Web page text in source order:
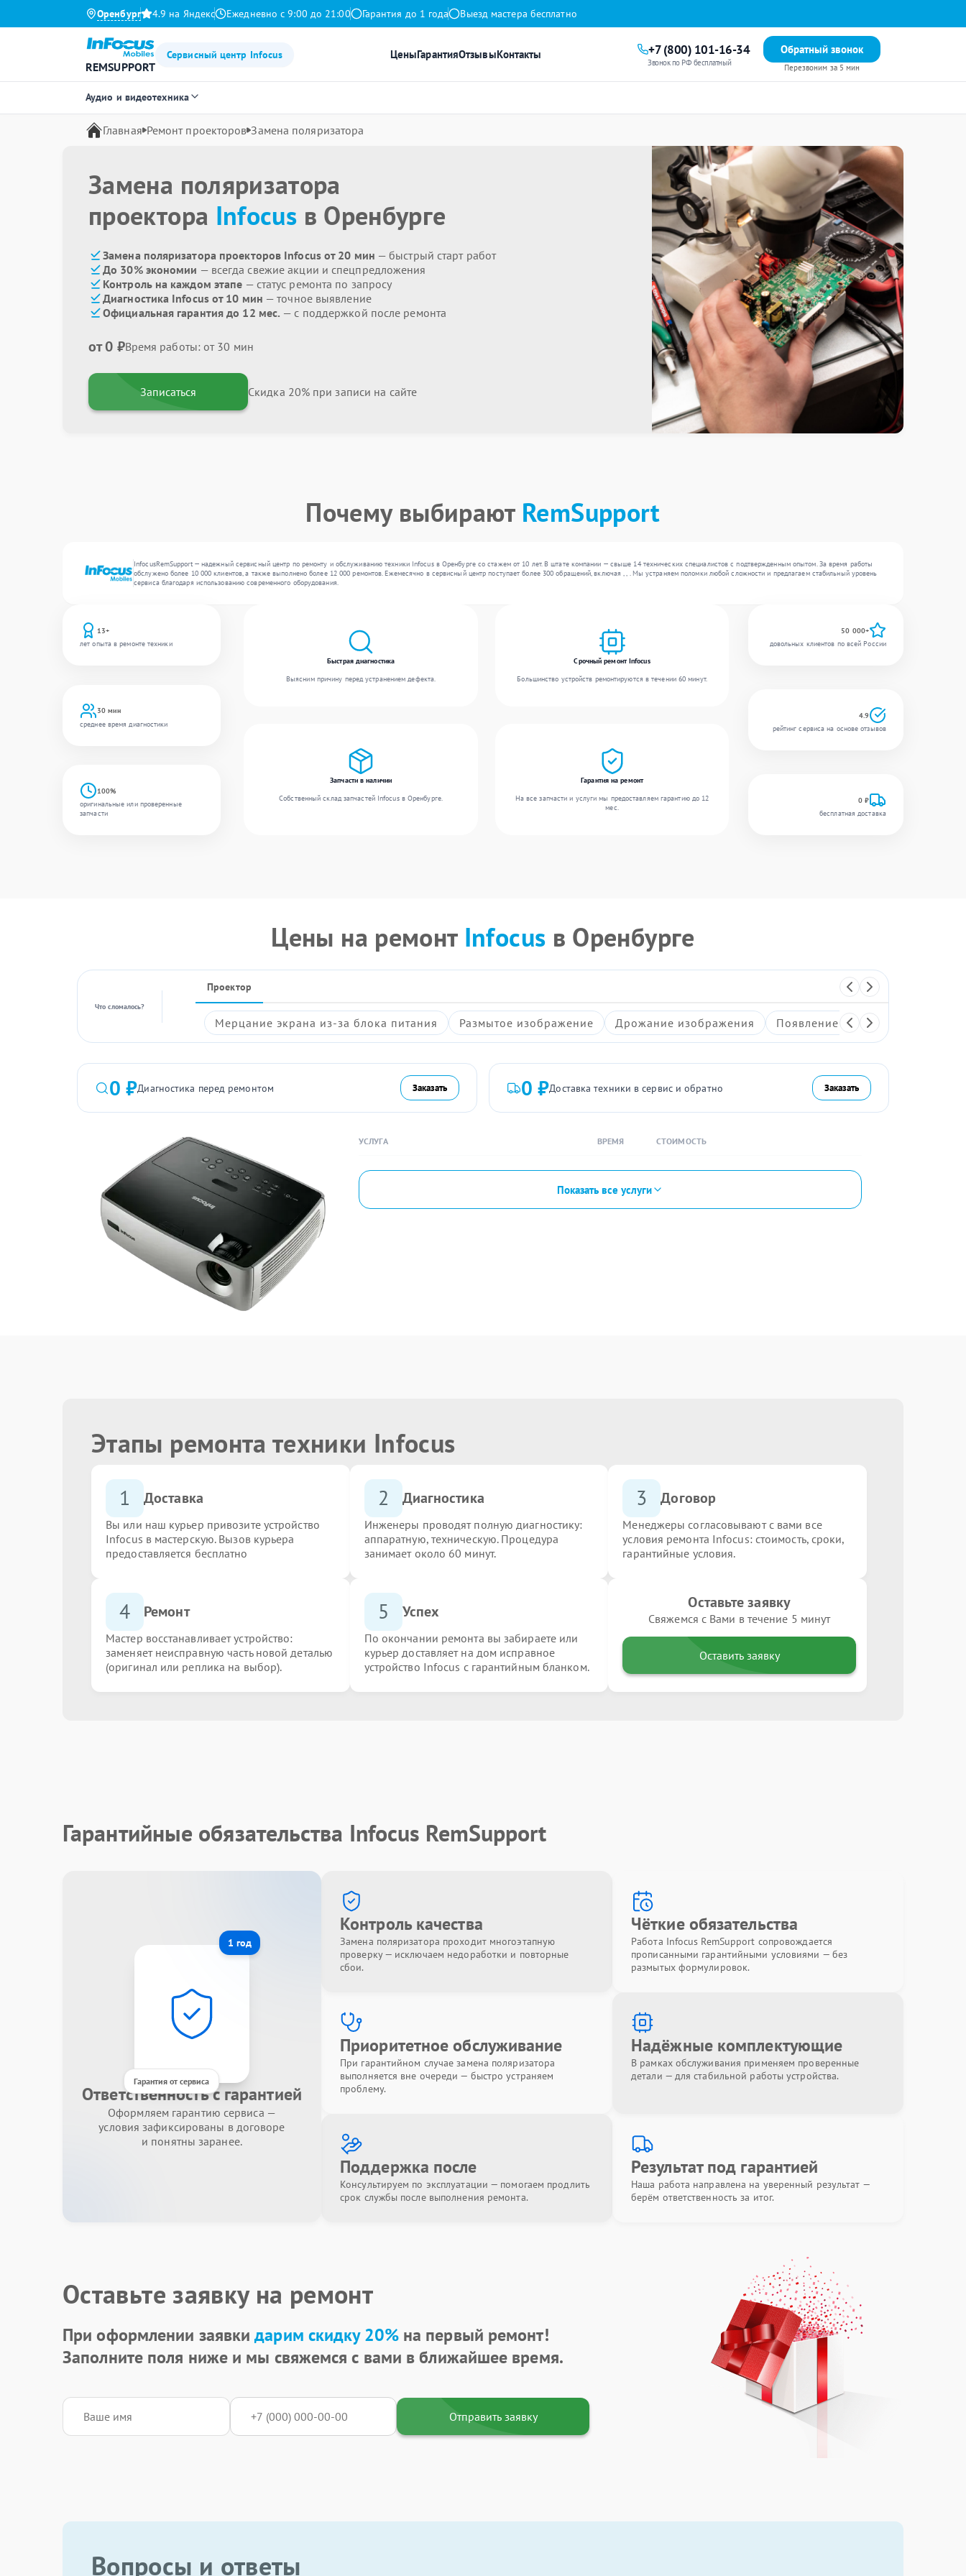
Оренбург 4.9 на Яндекс Ежедневно с 9:00 до 21:00 Гарантия до 1 года Выезд мастера бесплатно
REMSUPPORT
Сервисный центр Infocus ЦеныГарантияОтзывыКонтакты +7 (800) 101-16-34
Звонок по РФ бесплатный
Обратный звонок
Перезвоним за 5 мин
Аудио и видеотехника
Главная Ремонт проекторов Замена поляризатора
Замена поляризатора
проектора Infocus в Оренбурге
Замена поляризатора проекторов Infocus от 20 мин — быстрый старт работ
До 30% экономии — всегда свежие акции и спецпредложения
Контроль на каждом этапе — статус ремонта по запросу
Диагностика Infocus от 10 мин — точное выявление
Официальная гарантия до 12 мес. — с поддержкой после ремонта
от 0 ₽Время работы: от 30 мин
Записаться Скидка 20% при записи на сайте
Почему выбирают RemSupport
InfocusRemSupport — надежный сервисный центр по ремонту и обслуживанию техники Infocus в Оренбурге со стажем от 10 лет. В штате компании — свыше 14 технических специалистов с подтвержденным опытом. За время работы
обслужено более 10 000 клиентов, а также выполнено более 12 000 ремонтов. Ежемесячно в сервисный центр поступает более 300 обращений, включая , , . Мы устраняем поломки любой сложности и предлагаем стабильный уровень
сервиса благодаря использованию современного оборудования.
13+
лет опыта в ремонте техники
30 мин
среднее время диагностики
100%
оригинальные или проверенные
запчасти
Быстрая диагностика
Выясним причину перед устранением дефекта.
Срочный ремонт Infocus
Большинство устройств ремонтируются в течении 60 минут.
Запчасти в наличии
Собственный склад запчастей Infocus в Оренбурге.
Гарантия на ремонт
На все запчасти и услуги мы предоставляем гарантию до 12
мес.
50 000+
довольных клиентов по всей России
4.9
рейтинг сервиса на основе отзывов
0 ₽
бесплатная доставка
Цены на ремонт Infocus в Оренбурге
Что сломалось?
Проектор
Мерцание экрана из-за блока питания Размытое изображение Дрожание изображения Появление артефактов на
0 ₽Диагностика перед ремонтом Заказать 0 ₽Доставка техники в сервис и обратно Заказать
УСЛУГА ВРЕМЯ СТОИМОСТЬ
Показать все услуги
Этапы ремонта техники Infocus
1 Доставка
Вы или наш курьер привозите устройство
Infocus в мастерскую. Вызов курьера
предоставляется бесплатно
2 Диагностика
Инженеры проводят полную диагностику:
аппаратную, техническую. Процедура
занимает около 60 минут.
3 Договор
Менеджеры согласовывают с вами все
условия ремонта Infocus: стоимость, сроки,
гарантийные условия.
4 Ремонт
Мастер восстанавливает устройство:
заменяет неисправную часть новой деталью
(оригинал или реплика на выбор).
5 Успех
По окончании ремонта вы забираете или
курьер доставляет на дом исправное
устройство Infocus с гарантийным бланком.
Оставьте заявку
Свяжемся с Вами в течение 5 минут
Оставить заявку
Гарантийные обязательства Infocus RemSupport
1 год
Гарантия от сервиса
Ответственность с гарантией
Оформляем гарантию сервиса —
условия зафиксированы в договоре
и понятны заранее.
Контроль качества
Замена поляризатора проходит многоэтапную
проверку — исключаем недоработки и повторные
сбои.
Чёткие обязательства
Работа Infocus RemSupport сопровождается
прописанными гарантийными условиями — без
размытых формулировок.
Приоритетное обслуживание
При гарантийном случае замена поляризатора
выполняется вне очереди — быстро устраняем
проблему.
Надёжные комплектующие
В рамках обслуживания применяем проверенные
детали — для стабильной работы устройства.
Поддержка после
Консультируем по эксплуатации — помогаем продлить
срок службы после выполнения ремонта.
Результат под гарантией
Наша работа направлена на уверенный результат —
берём ответственность за итог.
Оставьте заявку на ремонт
При оформлении заявкидарим скидку 20%на первый ремонт!
Заполните поля ниже и мы свяжемся с вами в ближайшее время.
Отправить заявку
Вопросы и ответы